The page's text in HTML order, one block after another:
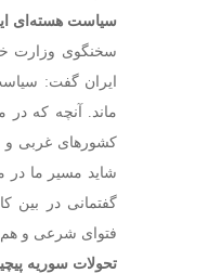
سیاست هسته‌ای
سخنگوی وزارت
ایران گفت:
ماند. آنچه که در
کشورهای غربی و
شاید مسیر ما
گفتمانی در بین
فتوای شرعی و هم
تحولات سوریه